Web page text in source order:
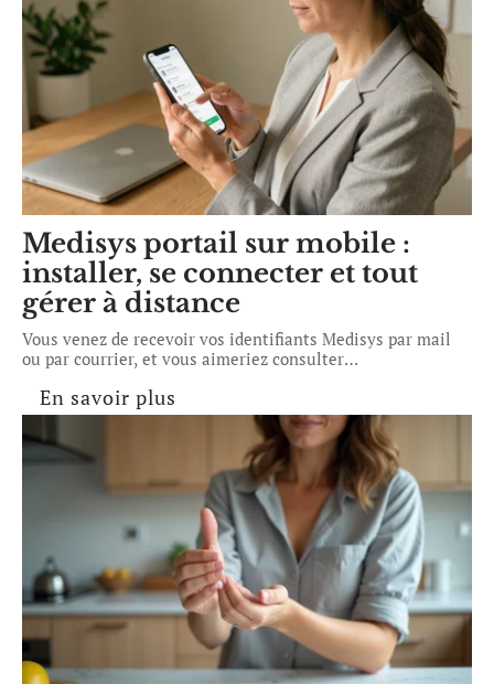
Medisys portail sur mobile :
installer, se connecter et tout
gérer à distance
Vous venez de recevoir vos identifiants Medisys par mail
ou par courrier, et vous aimeriez consulter…
En savoir plus